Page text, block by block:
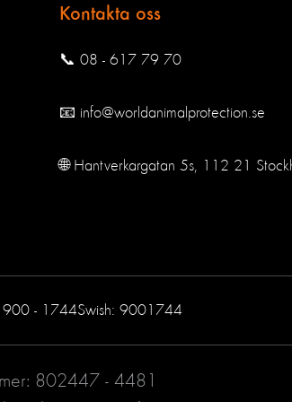
Kontakta oss
📞 08 - 617 79 70
📧 info@worldanimalprotection.se
🌐 Hantverkargatan 5s, 112 21
900 - 1744Swish: 9001744
802447 - 4481